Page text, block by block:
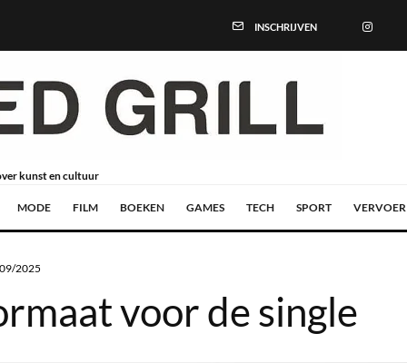
INSCHRIJVEN
kunst en cultuur
MODE FILM BOEKEN GAMES TECH SPORT VERVOER
2025
voor de single